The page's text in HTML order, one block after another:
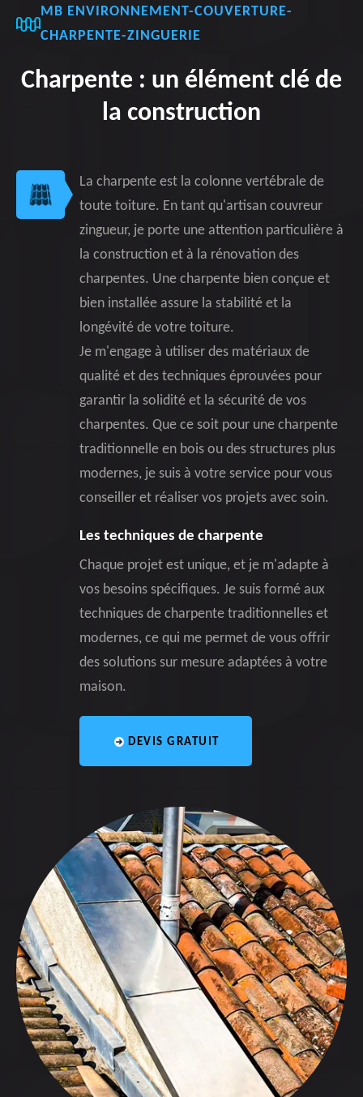
MB ENVIRONNEMENT-COUVERTURE-
CHARPENTE-ZINGUERIE
Charpente : un élément clé de
la construction
La charpente est la colonne vertébrale de
toute toiture. En tant qu'artisan couvreur
zingueur, je porte une attention particulière à
la construction et à la rénovation des
charpentes. Une charpente bien conçue et
bien installée assure la stabilité et la
longévité de votre toiture.
Je m'engage à utiliser des matériaux de
qualité et des techniques éprouvées pour
garantir la solidité et la sécurité de vos
charpentes. Que ce soit pour une charpente
traditionnelle en bois ou des structures plus
modernes, je suis à votre service pour vous
conseiller et réaliser vos projets avec soin.
Les techniques de charpente
Chaque projet est unique, et je m'adapte à
vos besoins spécifiques. Je suis formé aux
techniques de charpente traditionnelles et
modernes, ce qui me permet de vous offrir
des solutions sur mesure adaptées à votre
maison.
DEVIS GRATUIT